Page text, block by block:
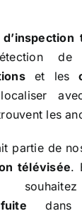
et les
les
partie de
télévisée.
fuite